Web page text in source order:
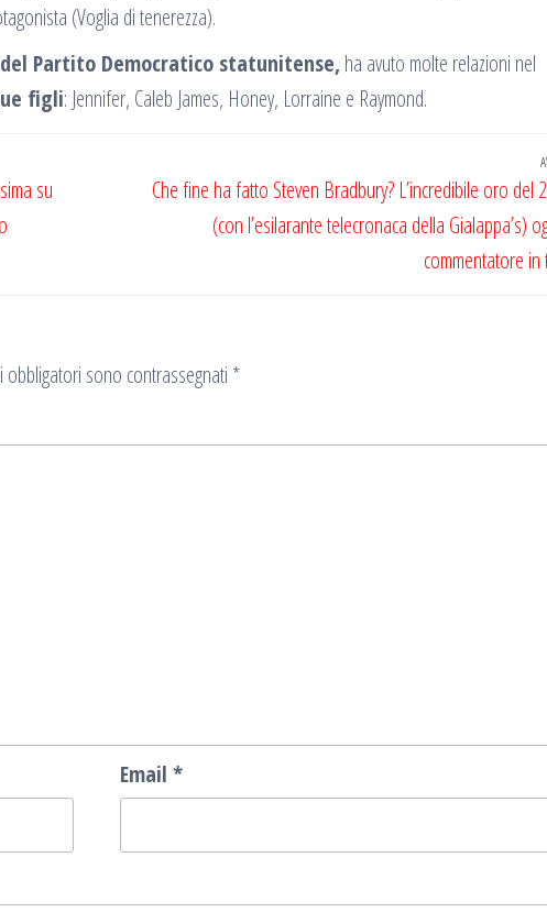
(Voglia di tenerezza).
Partito Democratico statunitense, ha avuto molte relazioni nel
figli: Jennifer, Caleb James, Honey, Lorraine e Raymond.
su
Che fine ha fatto Steven Bradbury? L’incredibile oro del
(con l’esilarante telecronaca della Gialappa’s)
commentatore in
obbligatori sono contrassegnati *
Email *